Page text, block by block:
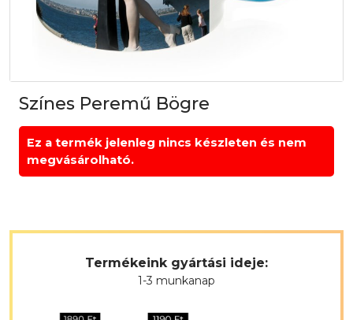
Színes Peremű Bögre
Ez a termék jelenleg nincs készleten és nem
megvásárolható.
Termékeink gyártási ideje:
1-3 munkanap